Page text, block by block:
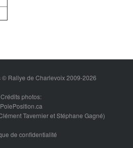
© Rallye de Charlevoix 2009-2026
Crédits photos:
PolePosition.ca
Tavernier et Stéphane Gagné)
de confidentialité